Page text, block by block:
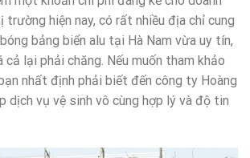
trường hiện nay, có rất nhiều địa chỉ cung
bảng biển alu tại Hà Nam vừa uy tín,
lại phải chăng. Nếu muốn tham khảo
nhất định phải biết đến công ty Hoàng
dịch vụ vệ sinh vô cùng hợp lý và độ tin